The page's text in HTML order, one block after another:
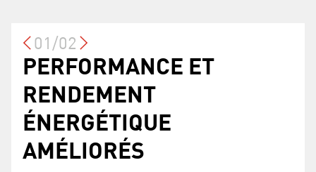
PERFORMANCE ET
RENDEMENT
ÉNERGÉTIQUE
AMÉLIORÉS
L'ART DE SE GLISSER
PARTOUT
Comme il n'y a ni hélice, ni boîtier d'engrenages
sous la coque, les moteurs à propulsion par jet
vous permettent de vous aventurer plus loin
01/02